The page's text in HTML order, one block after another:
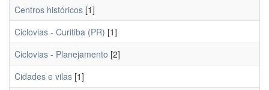
Centros históricos [1]
Ciclovias - Curitiba (PR) [1]
Ciclovias - Planejamento [2]
Cidades e vilas [1]